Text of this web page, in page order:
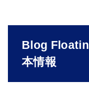
Blog
本情報